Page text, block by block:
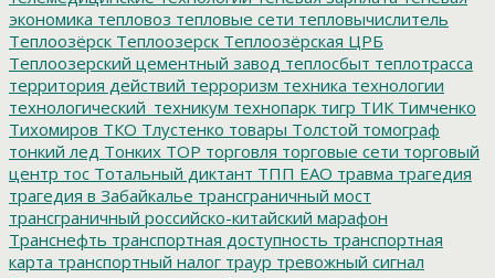
экономика тепловоз тепловые сети тепловычислитель
Теплоозёрск Теплоозерск Теплоозёрская ЦРБ
Теплоозерский цементный завод теплосбыт теплотрасса
территория действий терроризм техника технологии
технологический_техникум технопарк тигр ТИКТимченко
Тихомиров ТКО Тлустенко товары Толстой томограф
тонкий лед Тонких ТОР торговля торговые сети торговый
центр тос Тотальный диктант ТПП ЕАО травма трагедия
трагедия в Забайкалье трансграничный мост
трансграничный российско-китайский марафон
Транснефть транспортная доступность транспортная
карта транспортный налог траур тревожный сигнал